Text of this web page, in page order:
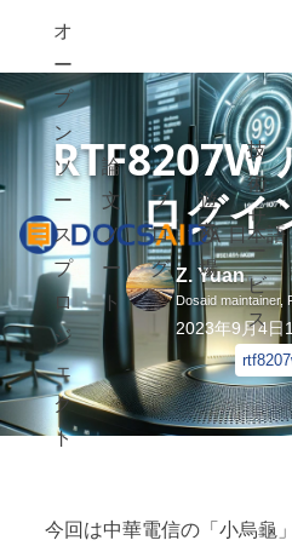
オ
ー
プ
ン
ソ
ー
ス
プ
ロ
ジ
ェ
ク
ト
論
文
ノ
ー
ト
ブ
ロ
グ
遊
び
場
技
術
サ
ー
ビ
ス
日本語
RTF8207W
ログイ
Z. Yuan
Dosaid maintainer,
2023年9月4日1
今回は中華電信の「小烏龜